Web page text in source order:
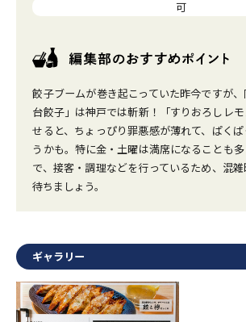
可
餃子ブームが巻き起こっていた昨今ですが
台餃子」は神戸では斬新！「すりおろしレ
せると、ちょっぴり罪悪感が薄れて、ぱく
うかも。特に金・土曜は満席になることも
で、接客・調理などを行っているため、混
待ちましょう。
ギャラリー